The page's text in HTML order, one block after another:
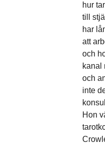
hur
till
har
att
och
kanal
och
inte
Hon